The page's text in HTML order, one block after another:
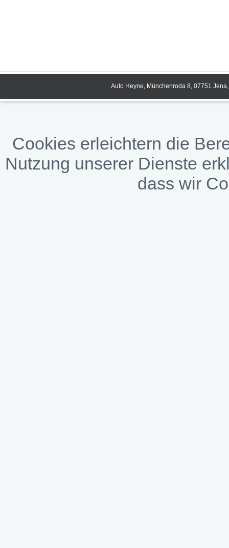
Auto Heyne, Münchenroda 8, 07751
Cookies erleichtern die
Nutzung unserer Dienste
dass wir